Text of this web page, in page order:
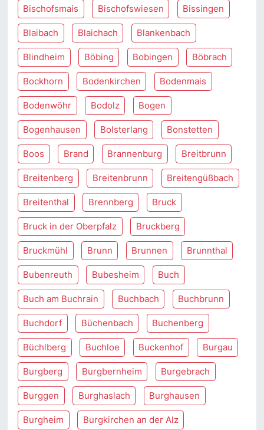
Bischofsmais Bischofswiesen Bissingen
Blaibach Blaichach Blankenbach
Blindheim Böbing Bobingen Böbrach
Bockhorn Bodenkirchen Bodenmais
Bodenwöhr Bodolz Bogen
Bogenhausen Bolsterlang Bonstetten
Boos Brand Brannenburg Breitbrunn
Breitenberg Breitenbrunn Breitengüßbach
Breitenthal Brennberg Bruck
Bruck in der Oberpfalz Bruckberg
Bruckmühl Brunn Brunnen Brunnthal
Bubenreuth Bubesheim Buch
Buch am Buchrain Buchbach Buchbrunn
Buchdorf Büchenbach Buchenberg
Büchlberg Buchloe Buckenhof Burgau
Burgberg Burgbernheim Burgebrach
Burggen Burghaslach Burghausen
Burgheim Burgkirchen an der Alz